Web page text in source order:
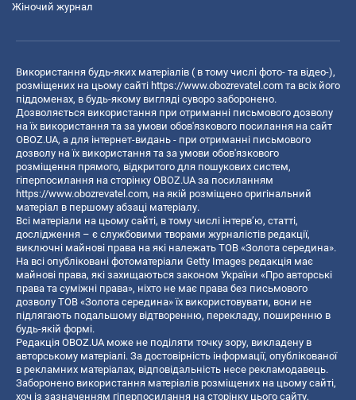
Жіночий журнал
Використання будь-яких матеріалів ( в тому числі фото- та відео-),
розміщених на цьому сайті https://www.obozrevatel.com та всіх його
піддоменах, в будь-якому вигляді суворо заборонено.
Дозволяється використання при отриманні письмового дозволу
на їх використання та за умови обов'язкового посилання на сайт
OBOZ.UA, а для інтернет-видань - при отриманні письмового
дозволу на їх використання та за умови обов'язкового
розміщення прямого, відкритого для пошукових систем,
гіперпосилання на сторінку OBOZ.UA за посиланням
https://www.obozrevatel.com, на якій розміщено оригінальний
матеріал в першому абзаці матеріалу.
Всі матеріали на цьому сайті, в тому числі інтерв’ю, статті,
дослідження – є службовими творами журналістів редакції,
виключні майнові права на які належать ТОВ «Золота середина».
На всі опубліковані фотоматеріали Getty Images редакція має
майнові права, які захищаються законом України «Про авторські
права та суміжні права», ніхто не має права без письмового
дозволу ТОВ «Золота середина» їх використовувати, вони не
підлягають подальшому відтворенню, перекладу, поширенню в
будь-якій формі.
Редакція OBOZ.UA може не поділяти точку зору, викладену в
авторському матеріалі. За достовірність інформації, опублікованої
в рекламних матеріалах, відповідальність несе рекламодавець.
Заборонено використання матеріалів розміщених на цьому сайті,
хоч із зазначенням гіперпосилання на сторінку цього сайту,